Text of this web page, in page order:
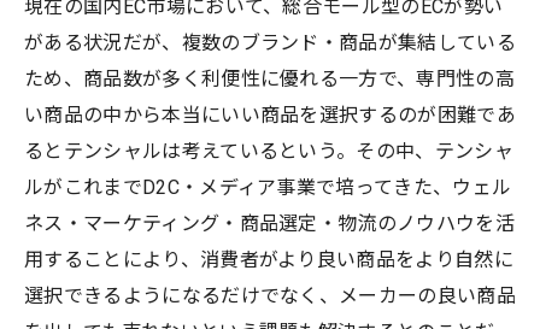
現在の国内EC市場において、総合モール型のECが勢い
がある状況だが、複数のブランド・商品が集結している
ため、商品数が多く利便性に優れる一方で、専門性の高
い商品の中から本当にいい商品を選択するのが困難であ
るとテンシャルは考えているという。その中、テンシャ
ルがこれまでD2C・メディア事業で培ってきた、ウェル
ネス・マーケティング・商品選定・物流のノウハウを活
用することにより、消費者がより良い商品をより自然に
選択できるようになるだけでなく、メーカーの良い商品